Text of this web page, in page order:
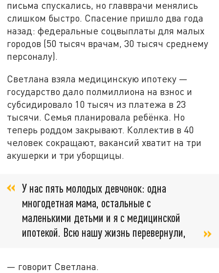
письма спускались, но главврачи менялись
слишком быстро. Спасение пришло два года
назад: федеральные соцвыплаты для малых
городов (50 тысяч врачам, 30 тысяч среднему
персоналу).
Светлана взяла медицинскую ипотеку —
государство дало полмиллиона на взнос и
субсидировало 10 тысяч из платежа в 23
тысячи. Семья планировала ребёнка. Но
теперь роддом закрывают. Коллектив в 40
человек сокращают, вакансий хватит на три
акушерки и три уборщицы.
У нас пять молодых девчонок: одна
многодетная мама, остальные с
маленькими детьми и я с медицинской
ипотекой. Всю нашу жизнь перевернули,
— говорит Светлана.